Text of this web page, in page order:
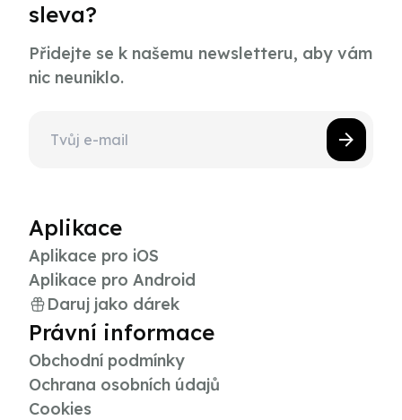
sleva?
Přidejte se k našemu newsletteru, aby vám
nic neuniklo.
Aplikace
Aplikace pro iOS
Aplikace pro Android
Daruj jako dárek
Právní informace
Obchodní podmínky
Ochrana osobních údajů
Cookies